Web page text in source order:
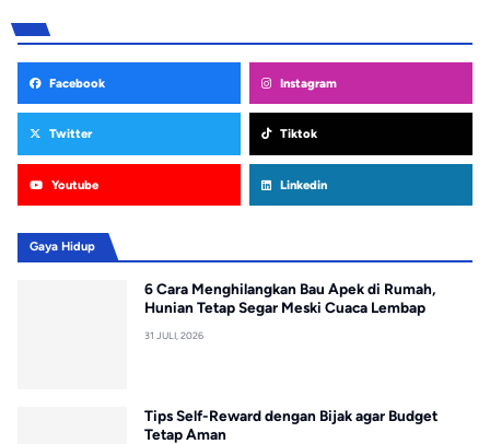
Facebook Instagram
Twitter Tiktok
Youtube Linkedin
Gaya Hidup
6 Cara Menghilangkan Bau Apek di Rumah,
Hunian Tetap Segar Meski Cuaca Lembap
31 JULI, 2026
Tips Self-Reward dengan Bijak agar Budget
Tetap Aman